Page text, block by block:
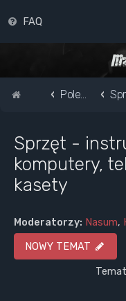
FAQ
Strona główna
Pole do popisu...
Sprzęt -
komputery,
kasety
Moderatorzy: Nasum,
NOWY TEMAT